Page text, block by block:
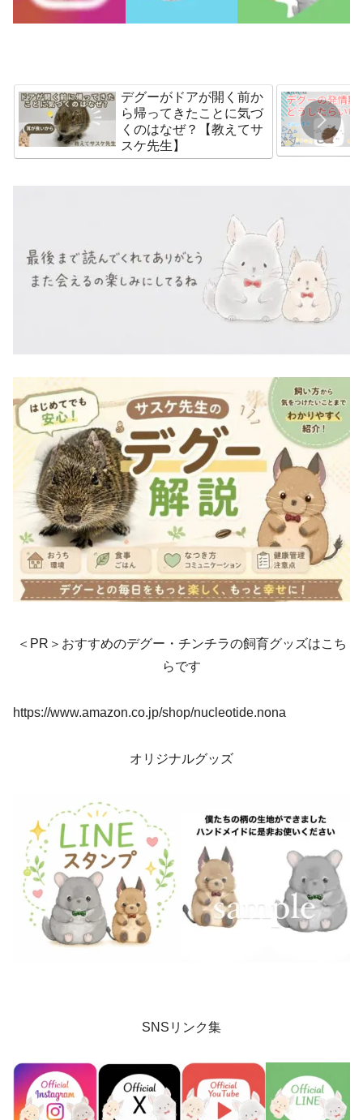
デグーがドアが開く前か
ら帰ってきたことに気づ
くのはなぜ？【教えてサ
スケ先生】
＜PR＞おすすめのデグー・チンチラの飼育グッズはこち
らです
https://www.amazon.co.jp/shop/nucleotide.nona
オリジナルグッズ
SNSリンク集